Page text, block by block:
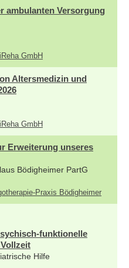
ambulanten Versorgung
GmbH
Altersmedizin und
GmbH
Erweiterung unseres
Bödigheimer PartG
Praxis Bödigheimer
funktionelle
Hilfe